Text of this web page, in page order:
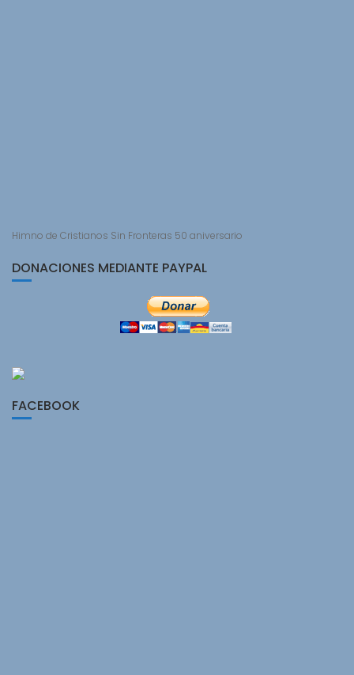
Himno de Cristianos Sin Fronteras 50 aniversario
DONACIONES MEDIANTE PAYPAL
FACEBOOK